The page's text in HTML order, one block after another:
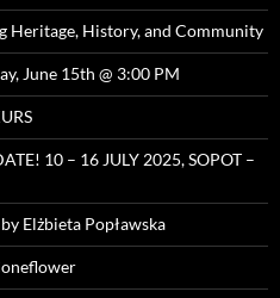
History, and Community
June 15th @ 3:00 PM
10 – 16 JULY 2025, SOPOT –
Elżbieta Popławska